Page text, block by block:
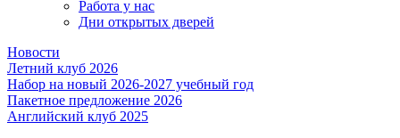
Работа у нас
Дни открытых дверей
Новости
Летний клуб 2026
Набор на новый 2026-2027 учебный год
Пакетное предложение 2026
Английский клуб 2025